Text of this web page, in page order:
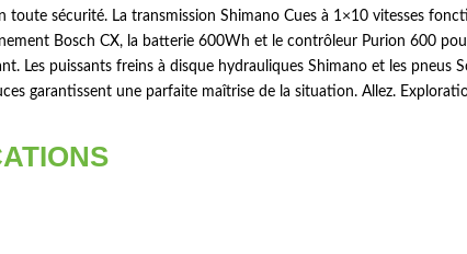
toute sécurité. La transmission Shimano Cues à 1×10 vitesses
Bosch CX, la batterie 600Wh et le contrôleur Purion 600
Les puissants freins à disque hydrauliques Shimano et les pneus
garantissent une parfaite maîtrise de la situation. Allez.